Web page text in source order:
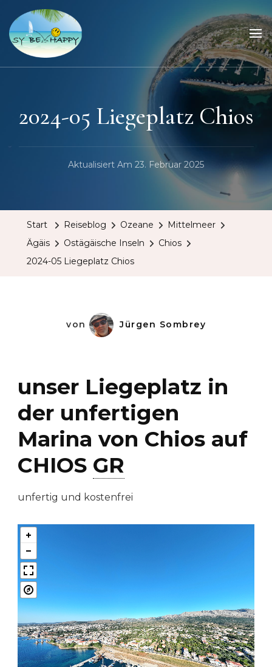
Sailing Be Happy
ein Traum wird wahr
2024-05 Liegeplatz Chios
Aktualisiert Am 23. Februar 2025
Start Reiseblog Ozeane
Mittelmeer
Ägäis
Ostägäische Inseln
Chios
2024-05 Liegeplatz Chios
von Jürgen Sombrey
unser Liegeplatz in
der unfertigen
Marina von Chios auf
CHIOS GR
unfertig und kostenfrei